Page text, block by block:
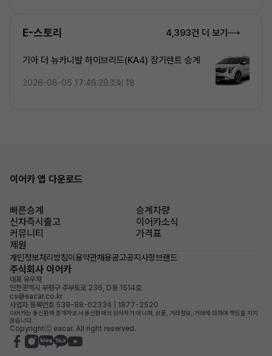
E-스토리 4,393건 더 보기
기아 더 뉴카니발 하이브리드(KA4) 장기렌트 승계
2026-08-05 17:46:29조회 18
이어카 앱 다운로드
빠른승계
승계차량
신차즉시출고
이어카소식
커뮤니티
가격표
제원
개인정보처리방침이용약관채용공고공지사항브랜드
주식회사 이어카
대표 유우재
인천광역시 부평구 주부토로 236, D동 1514호
cs@eacar.co.kr
사업자 등록번호 539-88-02334 | 1877-2520
이어카는 통신판매 중개자로서 통신판매의 당사자가 아니며, 상품, 거래정보, 거래에 대하여 책임을 지지
않습니다.
Copyrightⓒ eacar. All right reserved.